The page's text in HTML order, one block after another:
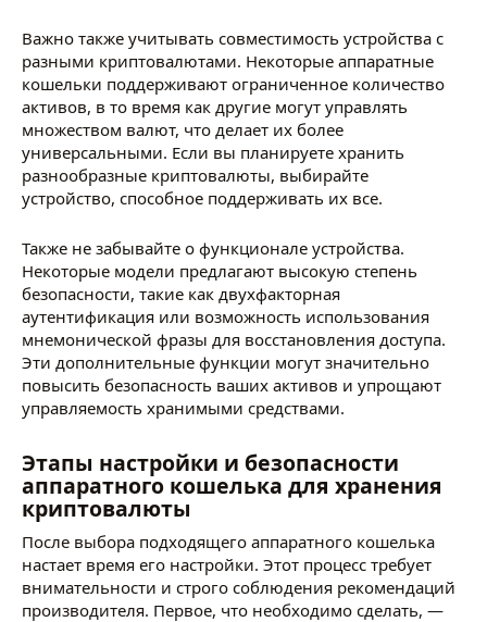
Важно также учитывать совместимость устройства с
разными криптовалютами. Некоторые аппаратные
кошельки поддерживают ограниченное количество
активов, в то время как другие могут управлять
множеством валют, что делает их более
универсальными. Если вы планируете хранить
разнообразные криптовалюты, выбирайте
устройство, способное поддерживать их все.
Также не забывайте о функционале устройства.
Некоторые модели предлагают высокую степень
безопасности, такие как двухфакторная
аутентификация или возможность использования
мнемонической фразы для восстановления доступа.
Эти дополнительные функции могут значительно
повысить безопасность ваших активов и упрощают
управляемость хранимыми средствами.
Этапы настройки и безопасности
аппаратного кошелька для хранения
криптовалюты
После выбора подходящего аппаратного кошелька
настает время его настройки. Этот процесс требует
внимательности и строго соблюдения рекомендаций
производителя. Первое, что необходимо сделать, —